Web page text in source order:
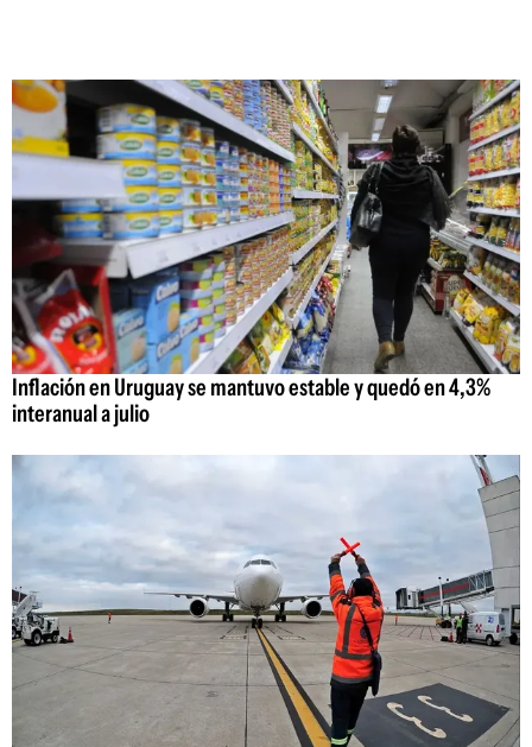
Inflación en Uruguay se mantuvo estable y quedó en 4,3%
interanual a julio